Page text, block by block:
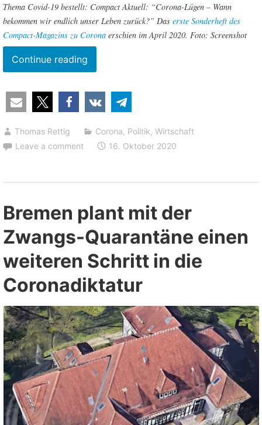
Thema Covid-19 bestellt: Compact Aktuell: “Corona-Lügen – Wann
bekommen wir endlich unser Leben zurück?” Daserste Sonderheft des
Compact-Magazins zu Corona erschien im April 2020. Foto: Screenshot
Continue reading
Regierung
glaubt
an
Statistiken,
gefälscht
hat”
Thomas Rettig Corona, Politik, Wirtschaft
Leave a comment
16. Oktober 2020
Bremen plant mit der
Zwangs-Quarantäne einen
weiteren Schritt in die
Coronadiktatur